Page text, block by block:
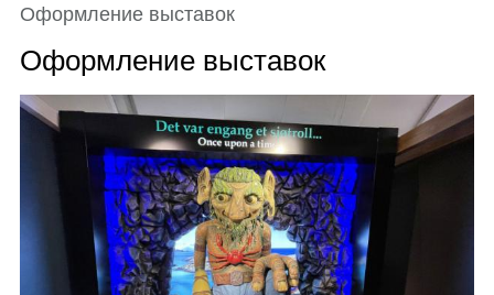
Оформление выставок
Оформление выставок